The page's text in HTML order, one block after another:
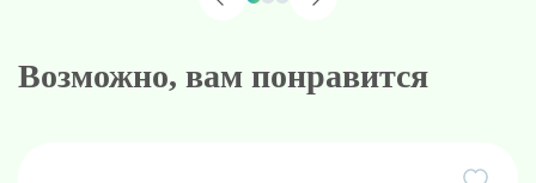
Возможно, вам понравится